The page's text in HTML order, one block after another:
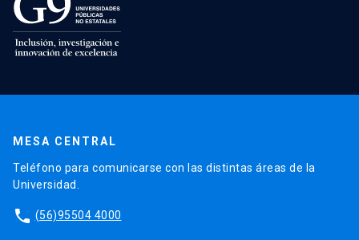
MESA CENTRAL
Teléfono para comunicarse con las distintas áreas de la
Universidad.
phone (56)95504 4000